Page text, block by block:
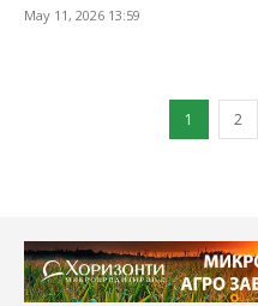
May 11, 2026 13:59
1 2